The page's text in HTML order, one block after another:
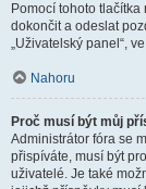
Pomocí tohoto
dokončit a odeslat
„Uživatelský panel“,
Nahoru
Proč musí být můj
Administrátor fóra se
přispíváte, musí být
uživatelé. Je také